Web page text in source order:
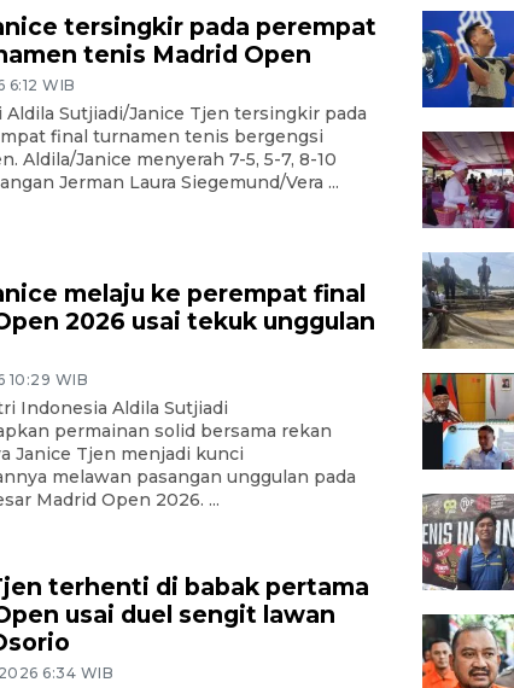
tersingkir pada perempat
tenis Madrid Open
6:12 WIB
Aldila Sutjiadi/Janice Tjen tersingkir pada
final turnamen tenis bergengsi
Aldila/Janice menyerah 7-5, 5-7, 8-10
Jerman Laura Siegemund/Vera ...
melaju ke perempat final
2026 usai tekuk unggulan
10:29 WIB
Indonesia Aldila Sutjiadi
permainan solid bersama rekan
Janice Tjen menjadi kunci
melawan pasangan unggulan pada
Madrid Open 2026. ...
terhenti di babak pertama
usai duel sengit lawan
6:34 WIB